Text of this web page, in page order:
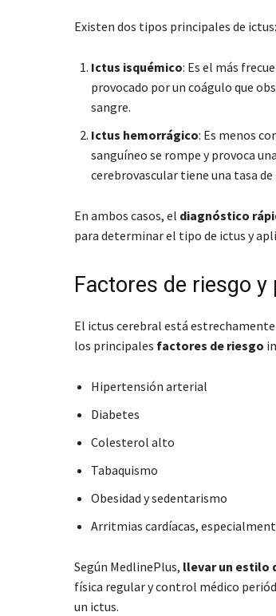
Existen dos tipos principales de ictus:
Ictus isquémico: Es el más
provocado por un coágulo que
sangre.
Ictus hemorrágico: Es menos
sanguíneo se rompe y provoca
cerebrovascular tiene una tasa
En ambos casos, el diagnóstico
para determinar el tipo de ictus y
Factores de riesgo y
El ictus cerebral está
los principales factores de riesgo
Hipertensión arterial
Diabetes
Colesterol alto
Tabaquismo
Obesidad y sedentarismo
Arritmias cardíacas,
Según MedlinePlus, llevar un estilo
física regular y control médico
un ictus.